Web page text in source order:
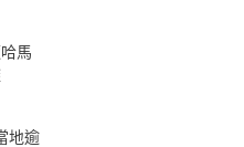
馬
地逾